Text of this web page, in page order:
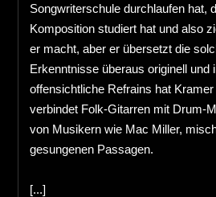
Songwriterschule durchlaufen hat,
Komposition studiert hat und also
er macht, aber er übersetzt die
Erkenntnisse überaus originell und
offensichtliche Refrains hat
verbindet Folk-Gitarren mit Drum-
von Musikern wie Mac Miller,
gesungenen Passagen.
[...]